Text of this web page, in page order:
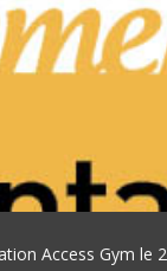
Access Gym le